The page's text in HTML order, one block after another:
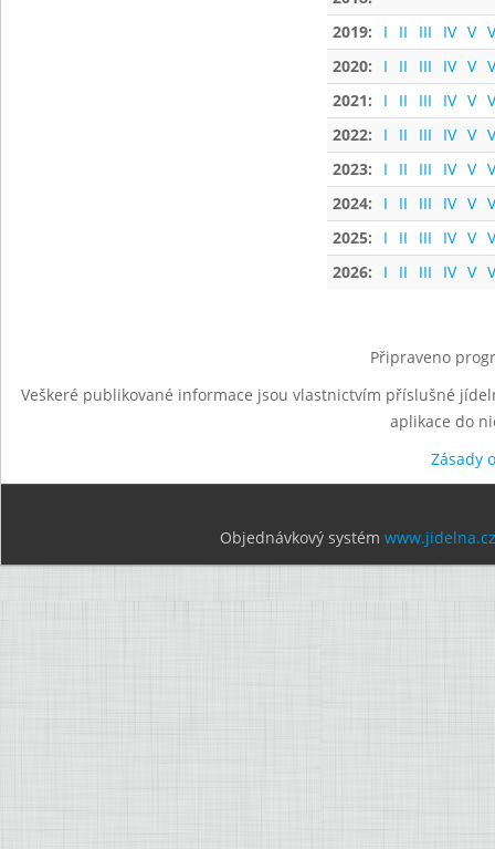
2019:
I II III IV V
2020:
I II III IV V
2021:
I II III IV V
2022:
I II III IV V
2023:
I II III IV V
2024:
I II III IV V
2025:
I II III IV V
2026:
I II III IV V
Připraveno
Veškeré publikované informace jsou vlastnictvím příslušné
aplikace do
Zásady
Objednávkový systém www.jidelna.cz